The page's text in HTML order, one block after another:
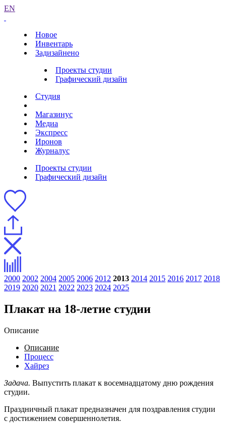
EN
Новое
Инвентарь
Задизайнено
Проекты студии
Графический дизайн
Студия
Магазинус
Медиа
Экспресс
Иронов
Журналус
Проекты студии
Графический дизайн
2000 2002 2004 2005 2006 2012 2013 2014 2015 2016 2017 2018
2019 2020 2021 2022 2023 2024 2025
Плакат на 18-летие студии
Описание
Описание
Процесс
Хайрез
Задача. Выпустить плакат к восемнадцатому дню рождения
студии.
Праздничный плакат предназначен для поздравления студии
с достижением совершеннолетия.